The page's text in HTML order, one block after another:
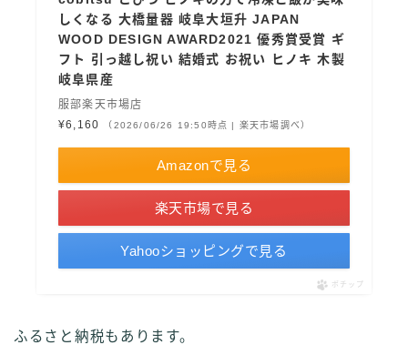
しくなる 大橋量器 岐阜大垣升 JAPAN
WOOD DESIGN AWARD2021 優秀賞受賞 ギ
フト 引っ越し祝い 結婚式 お祝い ヒノキ 木製
岐阜県産
服部楽天市場店
¥6,160
（2026/06/26 19:50時点 | 楽天市場調べ）
Amazonで見る
楽天市場で見る
Yahooショッピングで見る
ポチップ
ふるさと納税もあります。